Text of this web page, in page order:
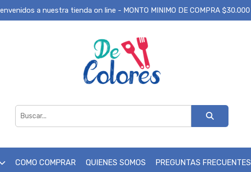
a nuestra tienda on line - MONTO MINIMO DE COMPRA $30.000
COMO COMPRAR QUIENES SOMOS PREGUNTAS FRECUENTES